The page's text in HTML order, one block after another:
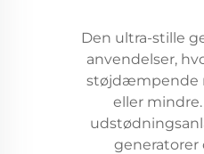
Den ultra-stille
anvendelser,
støjdæmpende
eller